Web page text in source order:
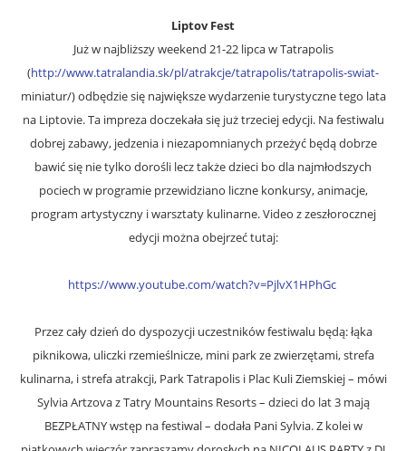
Liptov Fest
Już w najbliższy weekend 21-22 lipca w Tatrapolis
(http://www.tatralandia.sk/pl/atrakcje/tatrapolis/tatrapolis-swiat-
miniatur/) odbędzie się największe wydarzenie turystyczne tego lata
na Liptovie. Ta impreza doczekała się już trzeciej edycji. Na festiwalu
dobrej zabawy, jedzenia i niezapomnianych przeżyć będą dobrze
bawić się nie tylko dorośli lecz także dzieci bo dla najmłodszych
pociech w programie przewidziano liczne konkursy, animacje,
program artystyczny i warsztaty kulinarne. Video z zeszłorocznej
edycji można obejrzeć tutaj:
https://www.youtube.com/watch?v=PjlvX1HPhGc
Przez cały dzień do dyspozycji uczestników festiwalu będą: łąka
piknikowa, uliczki rzemieślnicze, mini park ze zwierzętami, strefa
kulinarna, i strefa atrakcji, Park Tatrapolis i Plac Kuli Ziemskiej – mówi
Sylvia Artzova z Tatry Mountains Resorts – dzieci do lat 3 mają
BEZPŁATNY wstęp na festiwal – dodała Pani Sylvia. Z kolei w